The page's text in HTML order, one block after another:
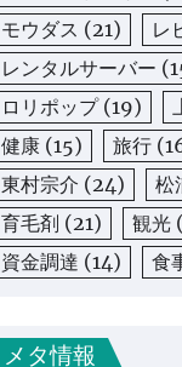
モウダス (21) レ
レンタルサーバー
ロリポップ(19)
健康 (15) 旅行
東村宗介 (24) 松
育毛剤 (21) 観光
資金調達 (14) 食
メタ情報